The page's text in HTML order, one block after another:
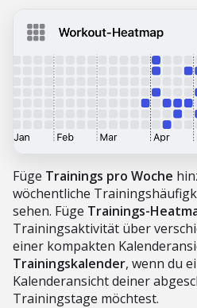
Füge Trainings pro Woche
wöchentliche
sehen. Füge Trainings-
Trainingsaktivität über
einer kompakten
Trainingskalender, wenn du
Kalenderansicht deiner
Trainingstage möchtest.